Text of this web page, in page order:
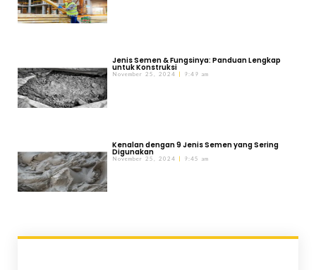
Jenis Semen & Fungsinya: Panduan Lengkap
untuk Konstruksi
November 25, 2024 9:49 am
Kenalan dengan 9 Jenis Semen yang Sering
Digunakan
November 25, 2024 9:45 am